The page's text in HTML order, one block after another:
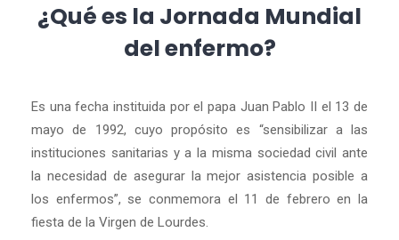
¿Qué es la Jornada Mundial
del enfermo?
Es una fecha instituida por el papa Juan Pablo II el 13 de
mayo de 1992, cuyo propósito es “sensibilizar a las
instituciones sanitarias y a la misma sociedad civil ante
la necesidad de asegurar la mejor asistencia posible a
los enfermos”, se conmemora el 11 de febrero en la
fiesta de la Virgen de Lourdes.